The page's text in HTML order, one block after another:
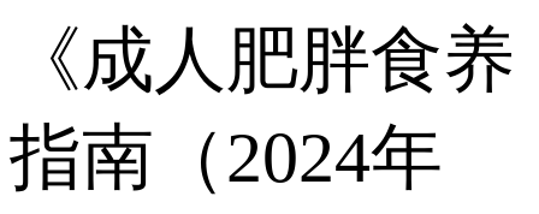
《成人肥胖食养
指南（2024年